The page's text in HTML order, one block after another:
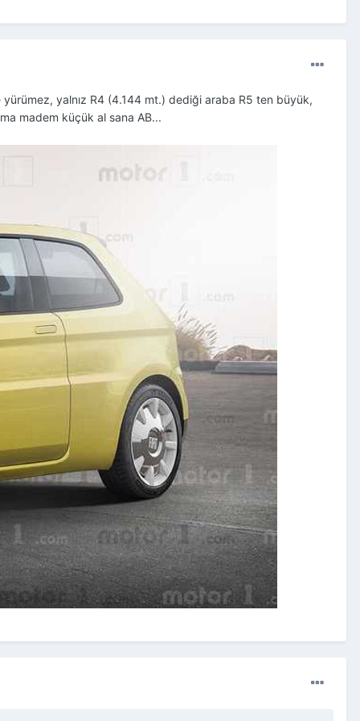
yürümez, yalnız R4 (4.144 mt.) dediği araba R5 ten büyük,
madem küçük al sana AB...